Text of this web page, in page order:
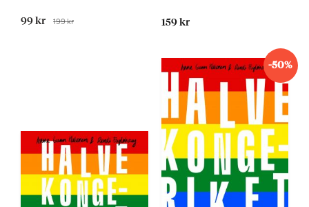
Tilbudspris
99 kr Før
199 kr 159 kr
-50%